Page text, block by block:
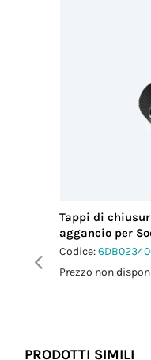
Tappi di
aggancio per
Codice:
Prezzo non
PRODOTTI SIMILI